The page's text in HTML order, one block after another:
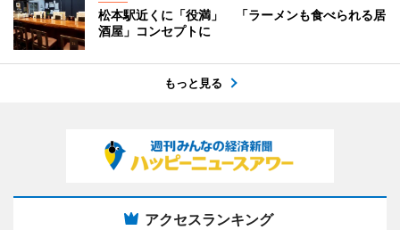
松本駅近くに「役満」 「ラーメンも食べられる居
酒屋」コンセプトに
もっと見る
アクセスランキング